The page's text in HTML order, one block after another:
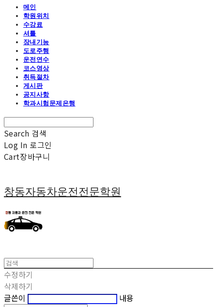
메인
학원위치
수강료
셔틀
장내기능
도로주행
운전연수
코스영상
취득절차
게시판
공지사항
학과시험문제은행
Search 검색
Log In 로그인
Cart장바구니
창동자동차운전전문학원
수정하기
삭제하기
글쓴이
내용